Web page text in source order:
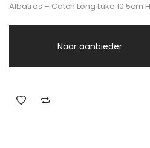
Albatros – Catch Long Luke 10.5cm
Naar aanbieder